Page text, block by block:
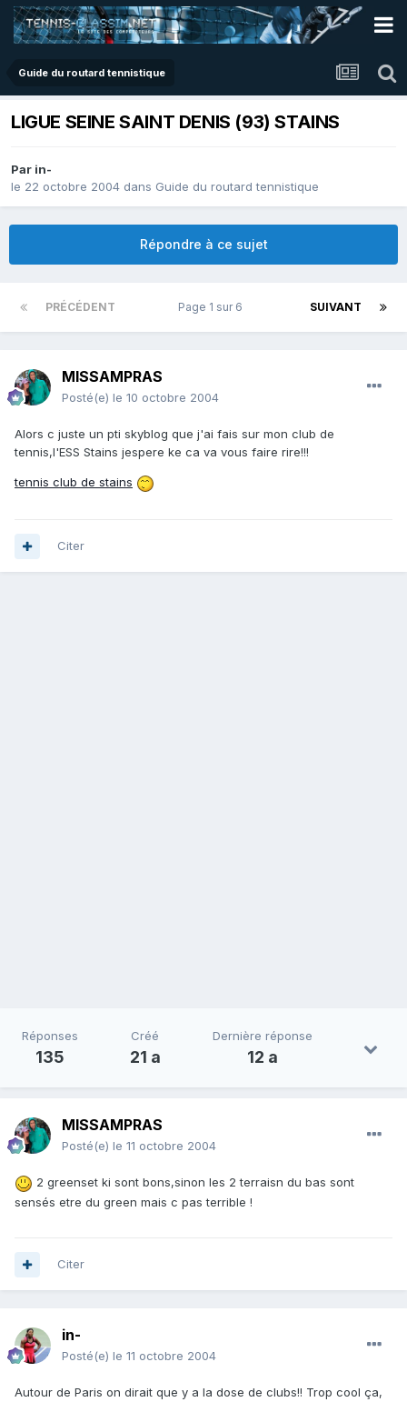
Guide du routard tennistique
LIGUE SEINE SAINT DENIS (93) STAINS
Par in-
le 22 octobre 2004 dans Guide du routard tennistique
Répondre à ce sujet
PRÉCÉDENT SUIVANT
Page 1 sur 6
MISSAMPRAS
Posté(e) le 10 octobre 2004
Alors c juste un pti skyblog que j'ai fais sur mon club de
tennis,l'ESS Stains jespere ke ca va vous faire rire!!!
tennis club de stains
Citer
Réponses
135
Créé
21 a
Dernière réponse
12 a
MISSAMPRAS
Posté(e) le 11 octobre 2004
2 greenset ki sont bons,sinon les 2 terraisn du bas sont
sensés etre du green mais c pas terrible !
Citer
in-
Posté(e) le 11 octobre 2004
Autour de Paris on dirait que y a la dose de clubs!! Trop cool ça,